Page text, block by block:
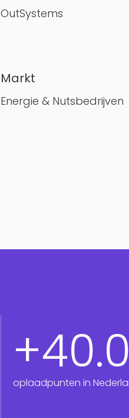
OutSystems
Markt
Energie & Nutsbedrijven
oplaadpunten in